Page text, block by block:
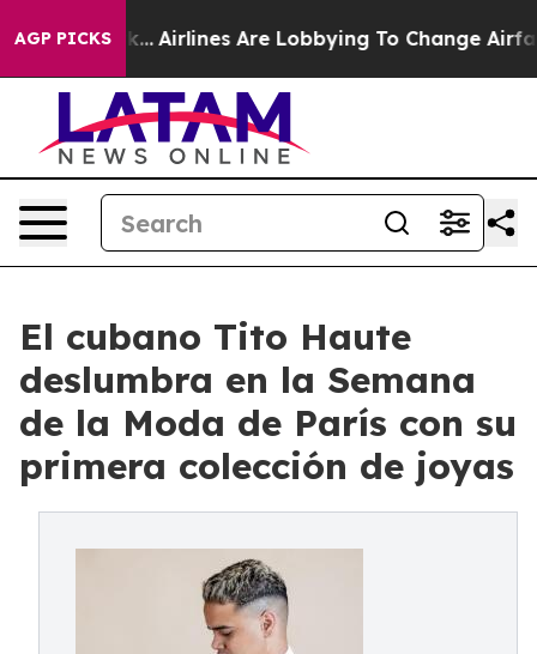
AGP PICKS
York... Airlines Are Lobbying To Change Airfare
El cubano Tito Haute
deslumbra en la Semana
de la Moda de París con su
primera colección de joyas